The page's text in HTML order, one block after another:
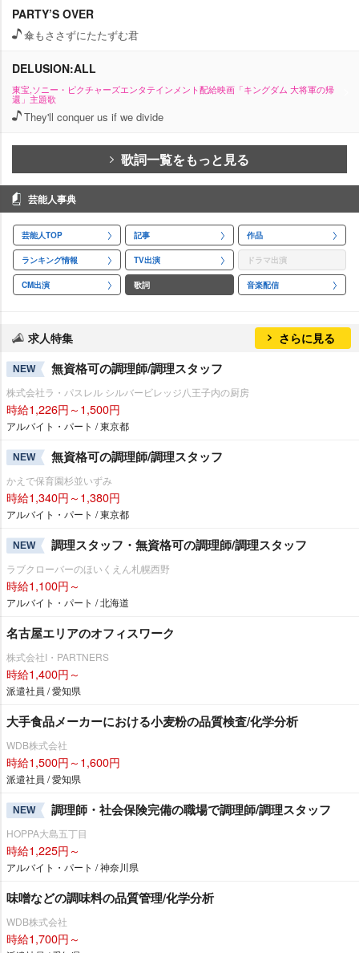
PARTY’S OVER
傘もささずにたたずむ君
DELUSION:ALL
東宝,ソニー・ピクチャーズエンタテインメント配給映画「キングダム 大将軍の帰
還」主題歌
They'll conquer us if we divide
歌詞一覧をもっと見る
芸能人事典
芸能人TOP 記事 作品
ランキング情報 TV出演 ドラマ出演
CM出演 歌詞 音楽配信
求人特集 さらに見る
NEW 無資格可の調理師/調理スタッフ
株式会社ラ・パスレル シルバービレッジ八王子内の厨房
時給1,226円～1,500円
アルバイト・パート / 東京都
NEW 無資格可の調理師/調理スタッフ
かえで保育園杉並いずみ
時給1,340円～1,380円
アルバイト・パート / 東京都
NEW 調理スタッフ・無資格可の調理師/調理スタッフ
ラブクローバーのほいくえん札幌西野
時給1,100円～
アルバイト・パート / 北海道
名古屋エリアのオフィスワーク
株式会社I・PARTNERS
時給1,400円～
派遣社員 / 愛知県
大手食品メーカーにおける小麦粉の品質検査/化学分析
WDB株式会社
時給1,500円～1,600円
派遣社員 / 愛知県
NEW 調理師・社会保険完備の職場で調理師/調理スタッフ
HOPPA大島五丁目
時給1,225円～
アルバイト・パート / 神奈川県
味噌などの調味料の品質管理/化学分析
WDB株式会社
時給1,700円～